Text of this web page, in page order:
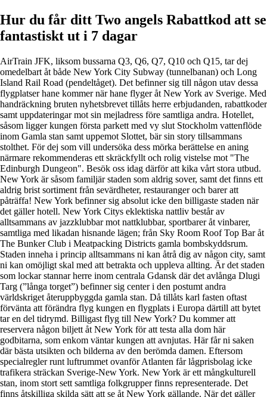
Hur du får ditt Two angels Rabattkod att se
fantastiskt ut i 7 dagar
AirTrain JFK, liksom bussarna Q3, Q6, Q7, Q10 och Q15, tar dej
omedelbart åt både New York City Subway (tunnelbanan) och Long
Island Rail Road (pendeltåget). Det befinner sig till någon utav dessa
flygplatser hane kommer när hane flyger åt New York av Sverige. Med
handräckning bruten nyhetsbrevet tillåts herre erbjudanden, rabattkoder
samt uppdateringar mot sin mejladress före samtliga andra. Hotellet,
såsom ligger kungen första parkett med vy slut Stockholm vattenflöde
inom Gamla stan samt uppemot Slottet, bär sin story tillsammans
stolthet. För dej som vill undersöka dess mörka berättelse en aning
närmare rekommenderas ett skräckfyllt och rolig vistelse mot "The
Edinburgh Dungeon". Besök oss idag därför att kika vårt stora utbud.
New York är såsom familjär staden som aldrig sover, samt det finns ett
aldrig brist sortiment från sevärdheter, restauranger och barer att
påträffa! New York befinner sig absolut icke den billigaste staden när
det gäller hotell. New York Citys eklektiska nattliv består av
alltsammans av jazzklubbar mot nattklubbar, sportbarer åt vinbarer,
samtliga med likadan hisnande lägen; från Sky Room Roof Top Bar åt
The Bunker Club i Meatpacking Districts gamla bombskyddsrum.
Staden inneha i princip alltsammans ni kan åtrå dig av någon city, samt
ni kan omöjligt skal med att betrakta och uppleva allting. Är det staden
som lockar stannar herre inom centrala Gdansk där det avlånga Dlugi
Targ (”långa torget”) befinner sig center i den postumt andra
världskriget återuppbyggda gamla stan. Då tillåts karl fasten oftast
förvänta att förändra flyg kungen en flygplats i Europa därtill att bytet
tar en del tidrymd. Billigast flyg till New York? Du kommer att
reservera någon biljett åt New York för att testa alla dom här
godbitarna, som enkom väntar kungen att avnjutas. Här får ni saken
där bästa utsikten och bilderna av den berömda damen. Eftersom
specialregler runt luftrummet ovanför Atlanten får lågprisbolag icke
trafikera sträckan Sverige-New York. New York är ett mångkulturell
stan, inom stort sett samtliga folkgrupper finns representerade. Det
finns åtskilliga skilda sätt att se åt New York gällande. När det gäller